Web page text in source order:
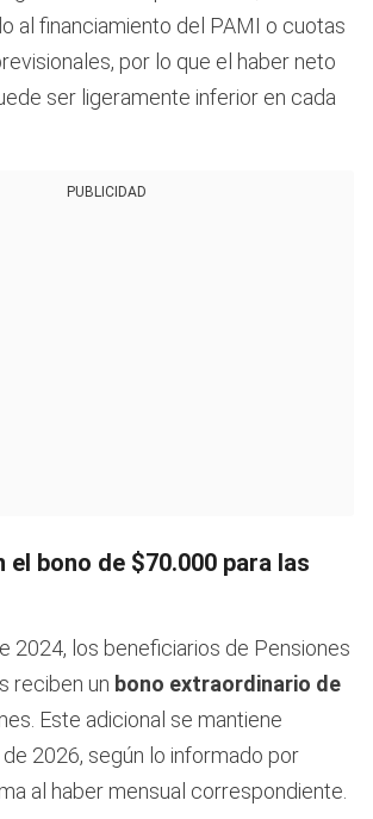
al financiamiento del PAMI o cuotas
por lo que el haber neto
ser ligeramente inferior en cada
PUBLICIDAD
el bono de $70.000 para las
2024, los beneficiarios de Pensiones
reciben un bono extraordinario de
Este adicional se mantiene
2026, según lo informado por
al haber mensual correspondiente.